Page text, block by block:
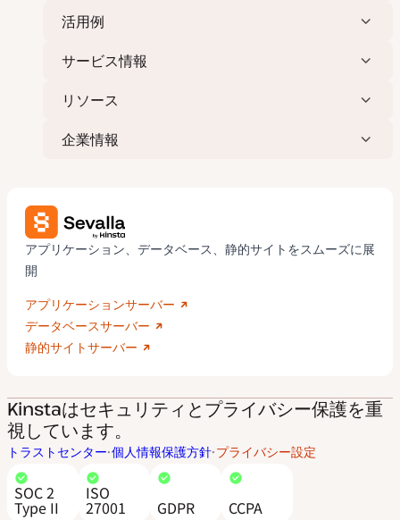
活用例
サービス情報
リソース
企業情報
アプリケーション、データベース、静的サイトをスムーズに展
開
アプリケーションサーバー
データベースサーバー
静的サイトサーバー
Kinstaはセキュリティとプライバシー保護を重
視しています。
トラストセンター 個人情報保護方針 プライバシー設定
SOC 2
Type II
ISO
27001 GDPR CCPA